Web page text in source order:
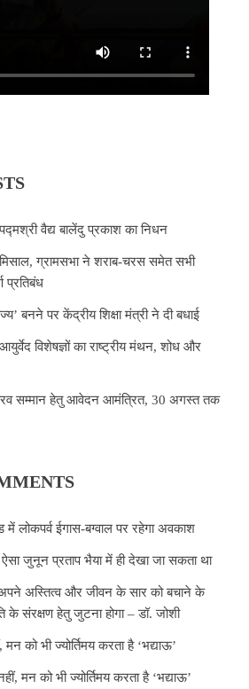
वैद्य बालेंदु प्रकाश का निधन
मिसाल, ग्रामसभा ने शराब-चरस समेत सभी
प्रतिबंध
बनने पर केंद्रीय शिक्षा मंत्री ने दी बधाई
विशेषज्ञों का राष्ट्रीय मंथन, शोध और
सम्मान हेतु आवेदन आमंत्रित, 30 अगस्त तक
में लोकपर्व ईगास-बग्वाल पर रहेगा अवकाश
ऐसा जुनून प्रताप भैया में ही देखा जा सकता था
अस्तित्व और जीवन के सार को बचाने के
संरक्षण हेतु जुटना होगा – डॉ. जोशी
मन को भी ज्योर्तिमय करता है ‘भद्याऊ’
मन को भी ज्योर्तिमय करता है ‘भद्याऊ’